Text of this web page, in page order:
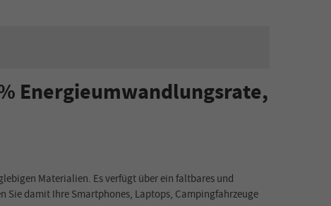
Energieumwandlungsrate,
Materialien. Es verfügt über ein faltbares und
damit Ihre Smartphones, Laptops, Campingfahrzeuge